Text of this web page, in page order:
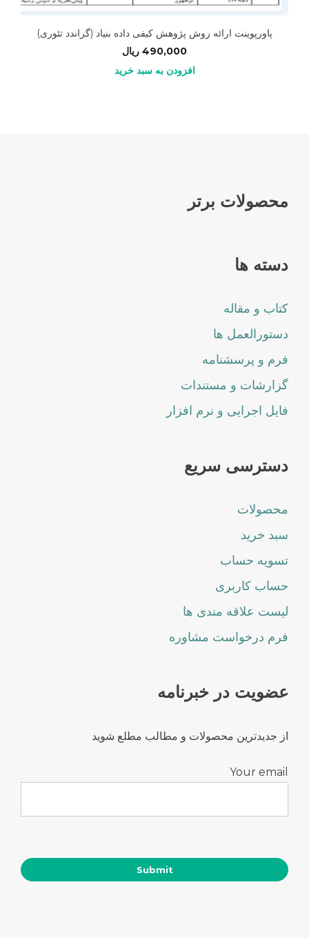
پاورپوینت ارائه روش پژوهش کیفی داده بنیاد (گراندد تئوری)
490,000 ریال
افزودن به سبد خرید
محصولات برتر
دسته ها
کتاب و مقاله
دستورالعمل ها
فرم و پرسشنامه
گزارشات و مستندات
فایل اجرایی و نرم افزار
دسترسی سریع
محصولات
سبد خرید
تسویه حساب
حساب کاربری
لیست علاقه مندی ها
فرم درخواست مشاوره
عضویت در خبرنامه
از جدیدترین محصولات و مطالب مطلع شوید
Your email